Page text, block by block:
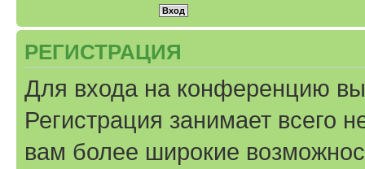
РЕГИСТРАЦИЯ
Для входа на конференцию
Регистрация занимает всего
вам более широкие